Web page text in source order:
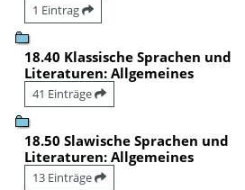
1 Eintrag
18.40 Klassische Sprachen und
Literaturen: Allgemeines
41 Einträge
18.50 Slawische Sprachen und
Literaturen: Allgemeines
13 Einträge